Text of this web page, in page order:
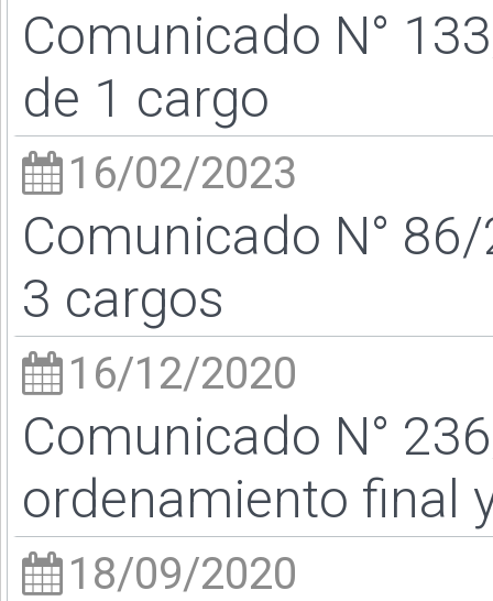
Comunicado N°
de 1 cargo
16/02/2023
Comunicado N°
3 cargos
16/12/2020
Comunicado N°
ordenamiento final
18/09/2020